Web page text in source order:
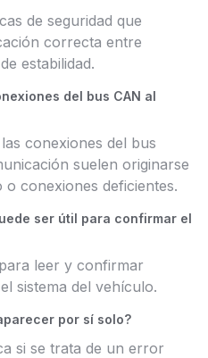
de seguridad que
correcta entre
estabilidad.
del bus CAN al
conexiones del bus
suelen originarse
conexiones deficientes.
ser útil para confirmar el
leer y confirmar
sistema del vehículo.
por sí solo?
si se trata de un error